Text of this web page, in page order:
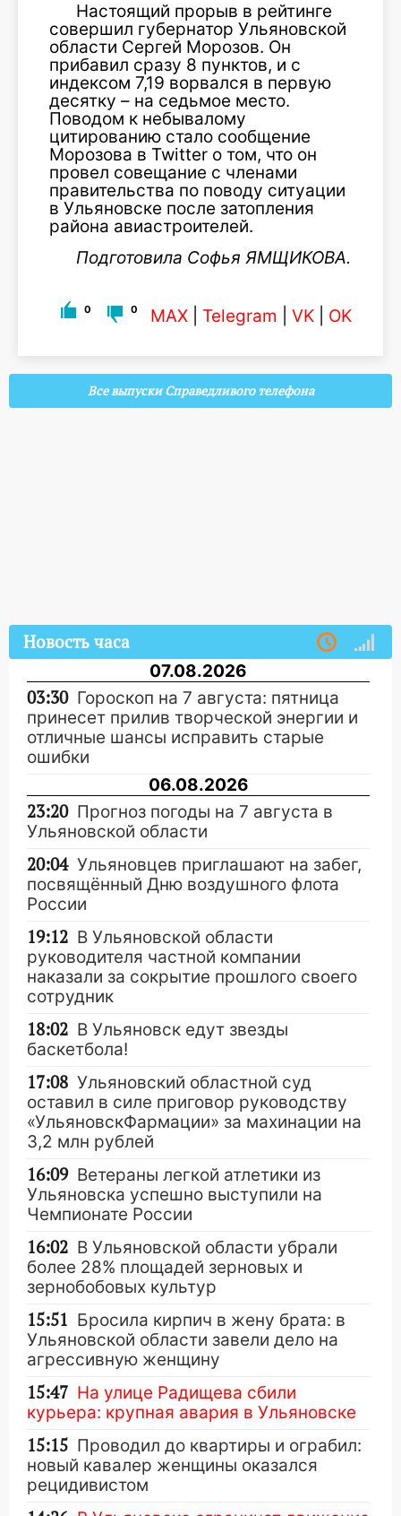
Настоящий прорыв в рейтинге
совершил губернатор Ульяновской
области Сергей Морозов. Он
прибавил сразу 8 пунктов, и с
индексом 7,19 ворвался в первую
десятку – на седьмое место.
Поводом к небывалому
цитированию стало сообщение
Морозова в Twitter о том, что он
провел совещание с членами
правительства по поводу ситуации
в Ульяновске после затопления
района авиастроителей.
Подготовила Софья ЯМЩИКОВА.
0 0 MAX Telegram VK OK
Все выпуски Справедливого телефона
Новость часа
07.08.2026
03:30 Гороскоп на 7 августа: пятница
принесет прилив творческой энергии и
отличные шансы исправить старые
ошибки
06.08.2026
23:20 Прогноз погоды на 7 августа в
Ульяновской области
20:04 Ульяновцев приглашают на забег,
посвящённый Дню воздушного флота
России
19:12 В Ульяновской области
руководителя частной компании
наказали за сокрытие прошлого своего
сотрудник
18:02 В Ульяновск едут звезды
баскетбола!
17:08 Ульяновский областной суд
оставил в силе приговор руководству
«УльяновскФармации» за махинации на
3,2 млн рублей
16:09 Ветераны легкой атлетики из
Ульяновска успешно выступили на
Чемпионате России
16:02 В Ульяновской области убрали
более 28% площадей зерновых и
зернобобовых культур
15:51 Бросила кирпич в жену брата: в
Ульяновской области завели дело на
агрессивную женщину
15:47 На улице Радищева сбили
курьера: крупная авария в Ульяновске
15:15 Проводил до квартиры и ограбил:
новый кавалер женщины оказался
рецидивистом